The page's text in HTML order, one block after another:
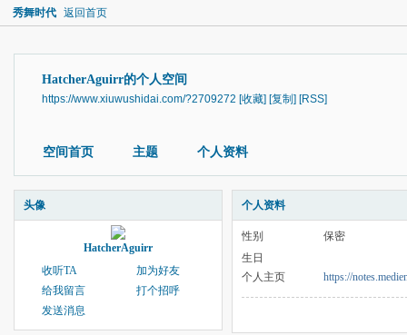
秀舞时代 返回首页
HatcherAguirr的个人空间
https://www.xiuwushidai.com/?2709272 [收藏] [复制] [RSS]
空间首页 主题 个人资料
头像
HatcherAguirr
收听TA
加为好友
给我留言
打个招呼
发送消息
个人资料
性别
保密
生日
个人主页
https://